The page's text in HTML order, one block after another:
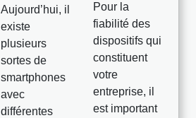
Aujourd’hui, il
existe
plusieurs
sortes de
smartphones
avec
différentes
Pour la
fiabilité des
dispositifs qui
constituent
votre
entreprise, il
est important